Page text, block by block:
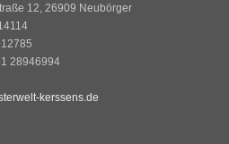
12, 26909 Neubörger
28946994
kerssens.de